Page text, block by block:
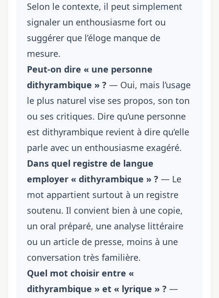
Selon le contexte, il peut simplement
signaler un enthousiasme fort ou
suggérer que l’éloge manque de
mesure.
Peut-on dire « une personne
dithyrambique » ? — Oui, mais l’usage
le plus naturel vise ses propos, son ton
ou ses critiques. Dire qu’une personne
est dithyrambique revient à dire qu’elle
parle avec un enthousiasme exagéré.
Dans quel registre de langue
employer « dithyrambique » ? — Le
mot appartient surtout à un registre
soutenu. Il convient bien à une copie,
un oral préparé, une analyse littéraire
ou un article de presse, moins à une
conversation très familière.
Quel mot choisir entre «
dithyrambique » et « lyrique » ? —